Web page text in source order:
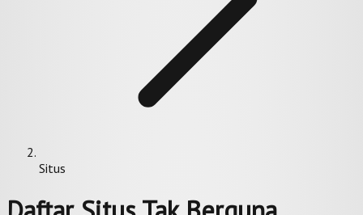
Situs